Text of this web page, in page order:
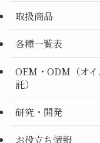
取扱商品
各種一覧表
OEM・ODM（オ
託）
研究・開発
お役立ち情報